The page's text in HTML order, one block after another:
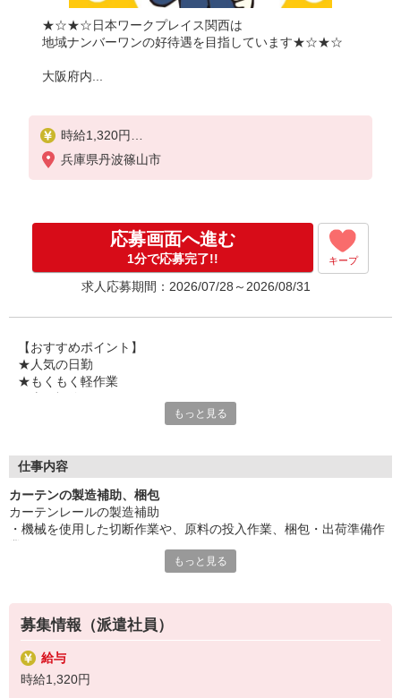
★☆★☆日本ワークプレイス関西は
地域ナンバーワンの好待遇を目指しています★☆★☆
大阪府内...
時給1,320円
月収例：
別途 交通費全額支給
兵庫県丹波篠山市
応募画面へ進む
1分で応募完了!! キープ
求人応募期間：2026/07/28～2026/08/31
【おすすめポイント】
★人気の日勤
★もくもく軽作業
ご応募心よりお待ちしております（・ω・）ノ
もっと見る
仕事内容
カーテンの製造補助、梱包
カーテンレールの製造補助
・機械を使用した切断作業や、原料の投入作業、梱包・出荷準備作
※ フォークリフト免許をお持ちの場合には、フォークリフト業
務の一部作業をお願いする場合もあります。
もっと見る
募集情報（派遣社員）
給与
時給1,320円